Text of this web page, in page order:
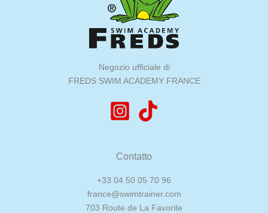
Negozio ufficiale di
FREDS SWIM ACADEMY FRANCE
Contatto
+33 04 50 05 70 96
france@swimtrainer.com
703 Route de La Favorite